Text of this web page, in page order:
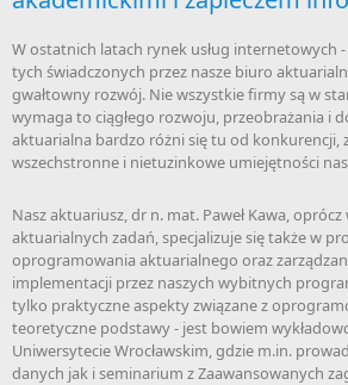
W ostatnich latach rynek usług internetowych
tych świadczonych przez nasze biuro
gwałtowny rozwój. Nie wszystkie firmy są w
wymaga to ciągłego rozwoju, przeobrażania i
aktuarialna bardzo różni się tu od konkurencji,
wszechstronne i nietuzinkowe umiejętności
Nasz aktuariusz, dr n. mat. Paweł Kawa,
aktuarialnych zadań, specjalizuje się także w
oprogramowania aktuarialnego oraz
implementacji przez naszych wybitnych
tylko praktyczne aspekty związane z
teoretyczne podstawy - jest bowiem
Uniwersytecie Wrocławskim, gdzie m.in.
danych jak i seminarium z Zaawansowanych